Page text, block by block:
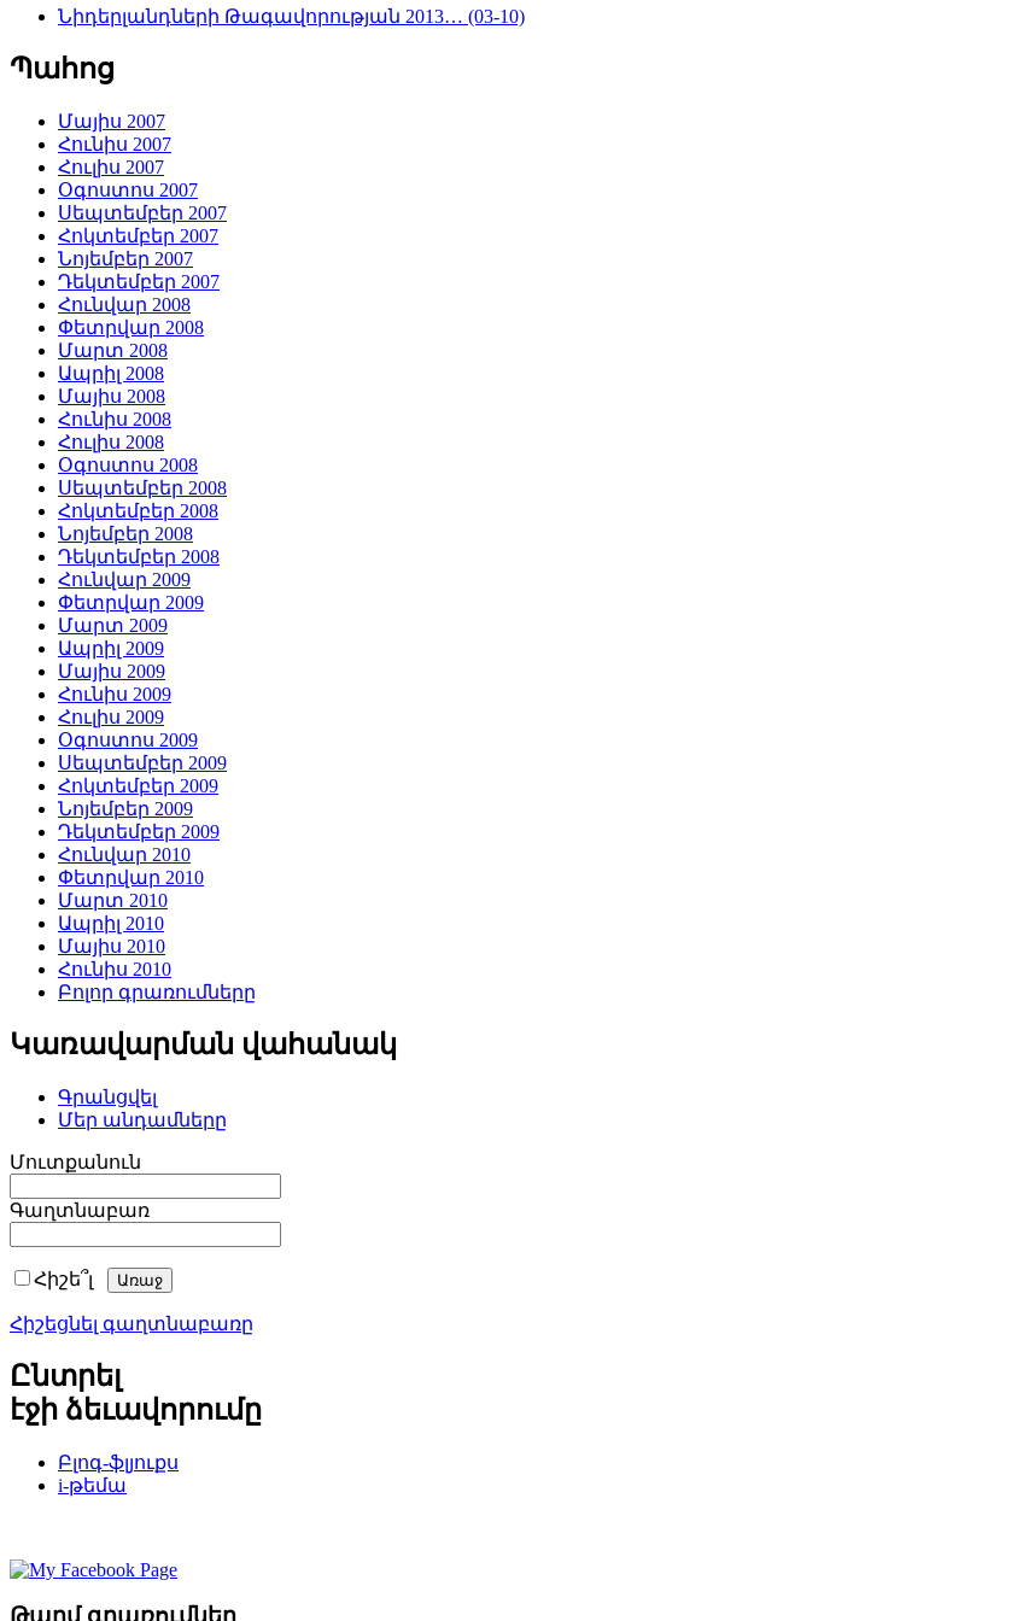
Նիդերլանդների Թագավորության 2013… (03-10)
Պահոց
Մայիս 2007
Հունիս 2007
Հուլիս 2007
Օգոստոս 2007
Սեպտեմբեր 2007
Հոկտեմբեր 2007
Նոյեմբեր 2007
Դեկտեմբեր 2007
Հունվար 2008
Փետրվար 2008
Մարտ 2008
Ապրիլ 2008
Մայիս 2008
Հունիս 2008
Հուլիս 2008
Օգոստոս 2008
Սեպտեմբեր 2008
Հոկտեմբեր 2008
Նոյեմբեր 2008
Դեկտեմբեր 2008
Հունվար 2009
Փետրվար 2009
Մարտ 2009
Ապրիլ 2009
Մայիս 2009
Հունիս 2009
Հուլիս 2009
Օգոստոս 2009
Սեպտեմբեր 2009
Հոկտեմբեր 2009
Նոյեմբեր 2009
Դեկտեմբեր 2009
Հունվար 2010
Փետրվար 2010
Մարտ 2010
Ապրիլ 2010
Մայիս 2010
Հունիս 2010
Բոլոր գրառումները
Կառավարման վահանակ
Գրանցվել
Մեր անդամները
Մուտքանուն
Գաղտնաբառ
Հիշե՞լ
Հիշեցնել գաղտնաբառը
Ընտրել
էջի ձեւավորումը
Բլոգ-ֆլյուքս
i-թեմա